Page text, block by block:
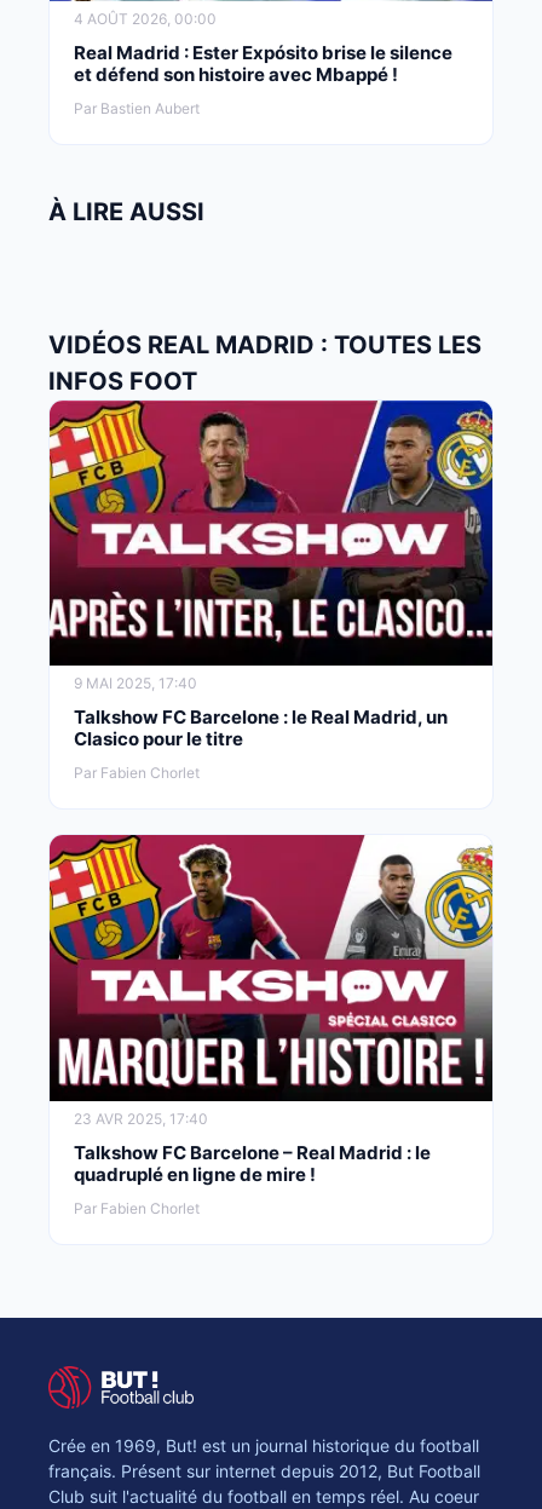
4 AOÛT 2026, 00:00
Real Madrid : Ester Expósito brise le silence
et défend son histoire avec Mbappé !
Par Bastien Aubert
À LIRE AUSSI
VIDÉOS REAL MADRID : TOUTES LES
INFOS FOOT
9 MAI 2025, 17:40
Talkshow FC Barcelone : le Real Madrid, un
Clasico pour le titre
Par Fabien Chorlet
23 AVR 2025, 17:40
Talkshow FC Barcelone – Real Madrid : le
quadruplé en ligne de mire !
Par Fabien Chorlet
Crée en 1969, But! est un journal historique du football
français. Présent sur internet depuis 2012, But Football
Club suit l'actualité du football en temps réel. Au coeur